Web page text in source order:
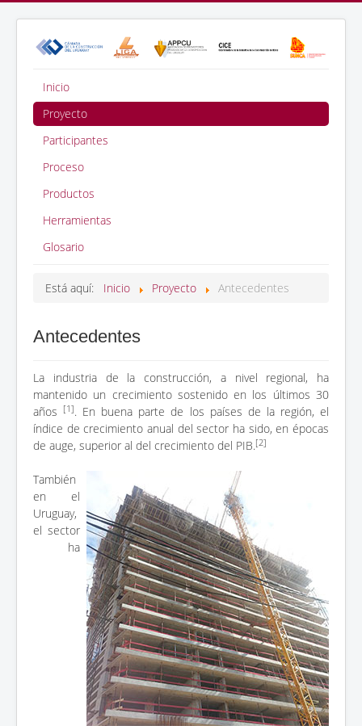
Inicio
Proyecto
Participantes
Proceso
Productos
Herramientas
Glosario
Está aquí: Inicio Proyecto Antecedentes
Antecedentes
La industria de la construcción, a nivel regional, ha
mantenido un crecimiento sostenido en los últimos 30
años
[1]. En buena parte de los países de la región, el
índice de crecimiento anual del sector ha sido, en épocas
de auge, superior al del crecimiento del PIB.[2]
También
en el
Uruguay,
el sector
ha